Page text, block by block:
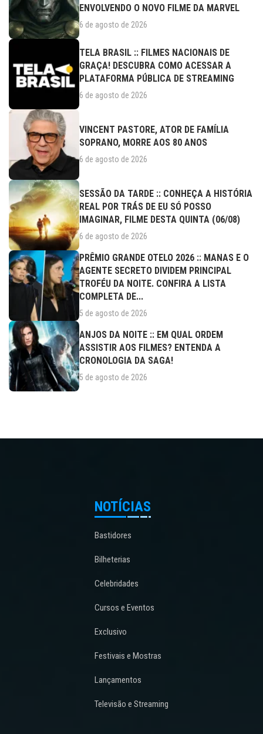
ENVOLVENDO O NOVO FILME DA MARVEL
6 de agosto de 2026
TELA BRASIL :: FILMES NACIONAIS DE
GRAÇA! DESCUBRA COMO ACESSAR A
PLATAFORMA PÚBLICA DE STREAMING
6 de agosto de 2026
VINCENT PASTORE, ATOR DE FAMÍLIA
SOPRANO, MORRE AOS 80 ANOS
6 de agosto de 2026
SESSÃO DA TARDE :: CONHEÇA A HISTÓRIA
REAL POR TRÁS DE EU SÓ POSSO
IMAGINAR, FILME DESTA QUINTA (06/08)
6 de agosto de 2026
PRÊMIO GRANDE OTELO 2026 :: MANAS E O
AGENTE SECRETO DIVIDEM PRINCIPAL
TROFÉU DA NOITE. CONFIRA A LISTA
COMPLETA DE...
5 de agosto de 2026
ANJOS DA NOITE :: EM QUAL ORDEM
ASSISTIR AOS FILMES? ENTENDA A
CRONOLOGIA DA SAGA!
5 de agosto de 2026
NOTÍCIAS
Bastidores
Bilheterias
Celebridades
Cursos e Eventos
Exclusivo
Festivais e Mostras
Lançamentos
Televisão e Streaming